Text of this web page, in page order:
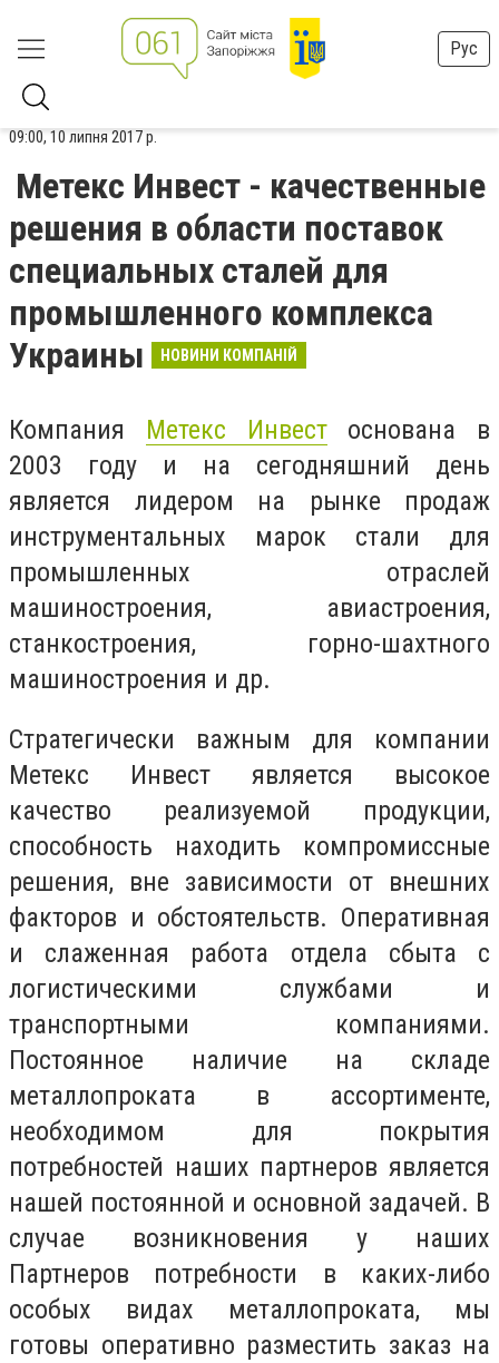
Рус
09:00, 10 липня 2017 р.
Метекс Инвест - качественные
решения в области поставок
специальных сталей для
промышленного комплекса
Украины
НОВИНИ КОМПАНІЙ
Компания Метекс Инвестоснована в
2003 году и на сегодняшний день
является лидером на рынке продаж
инструментальных марок стали для
промышленных отраслей
машиностроения, авиастроения,
станкостроения, горно-шахтного
машиностроения и др.
Стратегически важным для компании
Метекс Инвест является высокое
качество реализуемой продукции,
способность находить компромиссные
решения, вне зависимости от внешних
факторов и обстоятельств. Оперативная
и слаженная работа отдела сбыта с
логистическими службами и
транспортными компаниями.
Постоянное наличие на складе
металлопроката в ассортименте,
необходимом для покрытия
потребностей наших партнеров является
нашей постоянной и основной задачей. В
случае возникновения у наших
Партнеров потребности в каких-либо
особых видах металлопроката, мы
готовы оперативно разместить заказ на